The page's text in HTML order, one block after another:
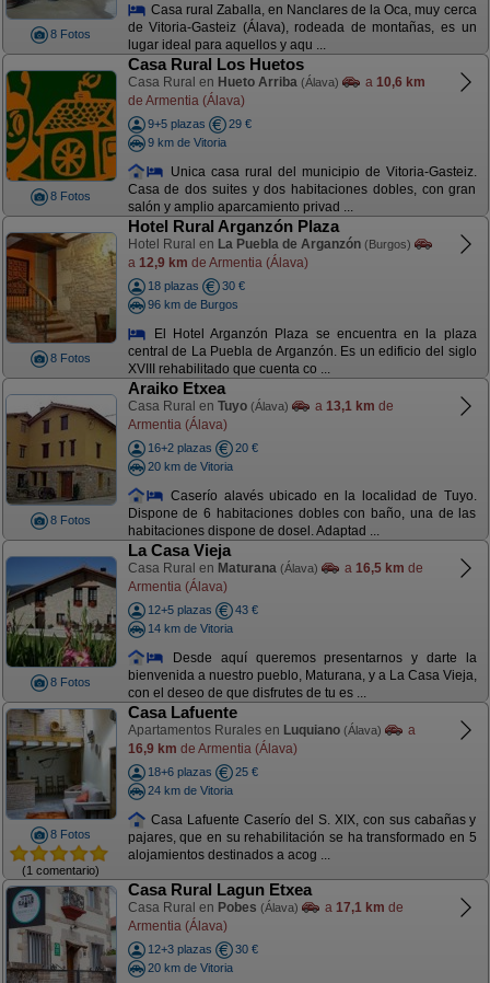
8 Fotos
Casa rural Zaballa, en Nanclares de la Oca, muy cerca
de Vitoria-Gasteiz (Álava), rodeada de montañas, es un
lugar ideal para aquellos y aqu ...
8 Fotos
Casa Rural Los Huetos
Casa Rural en Hueto Arriba (Álava) a 10,6 km
de Armentia (Álava)
9+5 plazas
29 €
9 km de Vitoria
Unica casa rural del municipio de Vitoria-Gasteiz.
Casa de dos suites y dos habitaciones dobles, con gran
salón y amplio aparcamiento privad ...
8 Fotos
Hotel Rural Arganzón Plaza
Hotel Rural en La Puebla de Arganzón (Burgos)
a 12,9 km de Armentia (Álava)
18 plazas
30 €
96 km de Burgos
El Hotel Arganzón Plaza se encuentra en la plaza
central de La Puebla de Arganzón. Es un edificio del siglo
XVIII rehabilitado que cuenta co ...
8 Fotos
Araiko Etxea
Casa Rural en Tuyo (Álava) a 13,1 km de
Armentia (Álava)
16+2 plazas
20 €
20 km de Vitoria
Caserío alavés ubicado en la localidad de Tuyo.
Dispone de 6 habitaciones dobles con baño, una de las
habitaciones dispone de dosel. Adaptad ...
8 Fotos
La Casa Vieja
Casa Rural en Maturana (Álava) a 16,5 km de
Armentia (Álava)
12+5 plazas
43 €
14 km de Vitoria
Desde aquí queremos presentarnos y darte la
bienvenida a nuestro pueblo, Maturana, y a La Casa Vieja,
con el deseo de que disfrutes de tu es ...
8 Fotos
(1 comentario)
Casa Lafuente
Apartamentos Rurales en Luquiano (Álava)
a
16,9 km de Armentia (Álava)
18+6 plazas
25 €
24 km de Vitoria
Casa Lafuente Caserío del S. XIX, con sus cabañas y
pajares, que en su rehabilitación se ha transformado en 5
alojamientos destinados a acog ...
Casa Rural Lagun Etxea
Casa Rural en Pobes (Álava) a 17,1 km de
Armentia (Álava)
12+3 plazas
30 €
20 km de Vitoria